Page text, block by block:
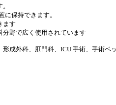
に保持できます。
ます
野で広く使用されています
成外科、肛門科、ICU 手術、手術